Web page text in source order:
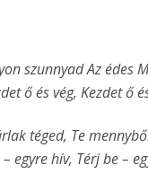
szunnyad Az édes
ő és vég, Kezdet ő
téged, Te
egyre hív, Térj be –